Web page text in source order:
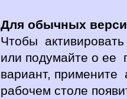
Для обычных
Чтобы
или подумайте о ее
вариант, примените
рабочем столе